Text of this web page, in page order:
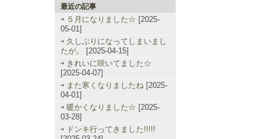
最近の記事
５月になりました☆ [2025-
05-01]
久しぶりになってしまいまし
たが。
[2025-04-15]
きれいに咲いてました☆
[2025-04-07]
また寒くなりましたね [2025-
04-01]
暖かくなりました☆ [2025-
03-28]
ドンキ行ってきました!!!!!